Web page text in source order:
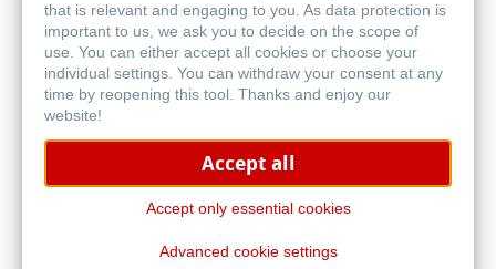
that is relevant and engaging to you. As data protection is
important to us, we ask you to decide on the scope of
use. You can either accept all cookies or choose your
individual settings. You can withdraw your consent at any
time by reopening this tool. Thanks and enjoy our
website!
Accept all
Accept only essential cookies
Advanced cookie settings